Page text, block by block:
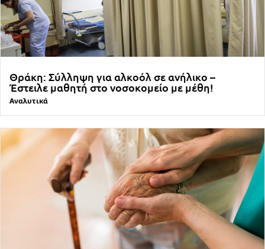
Θράκη: Σύλληψη για αλκοόλ σε ανήλικο –
Έστειλε μαθητή στο νοσοκομείο με μέθη!
Αναλυτικά